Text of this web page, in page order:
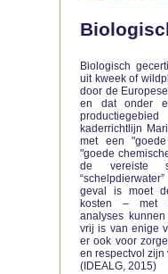
Biologisch
uit kweek of
door de
en dat onder
kaderrichtlijn
met een
"goede
de vereiste
geval is moet
kosten – met
analyses
vrij is van enige
er ook voor
en respectvol zijn
(IDEALG, 2015)